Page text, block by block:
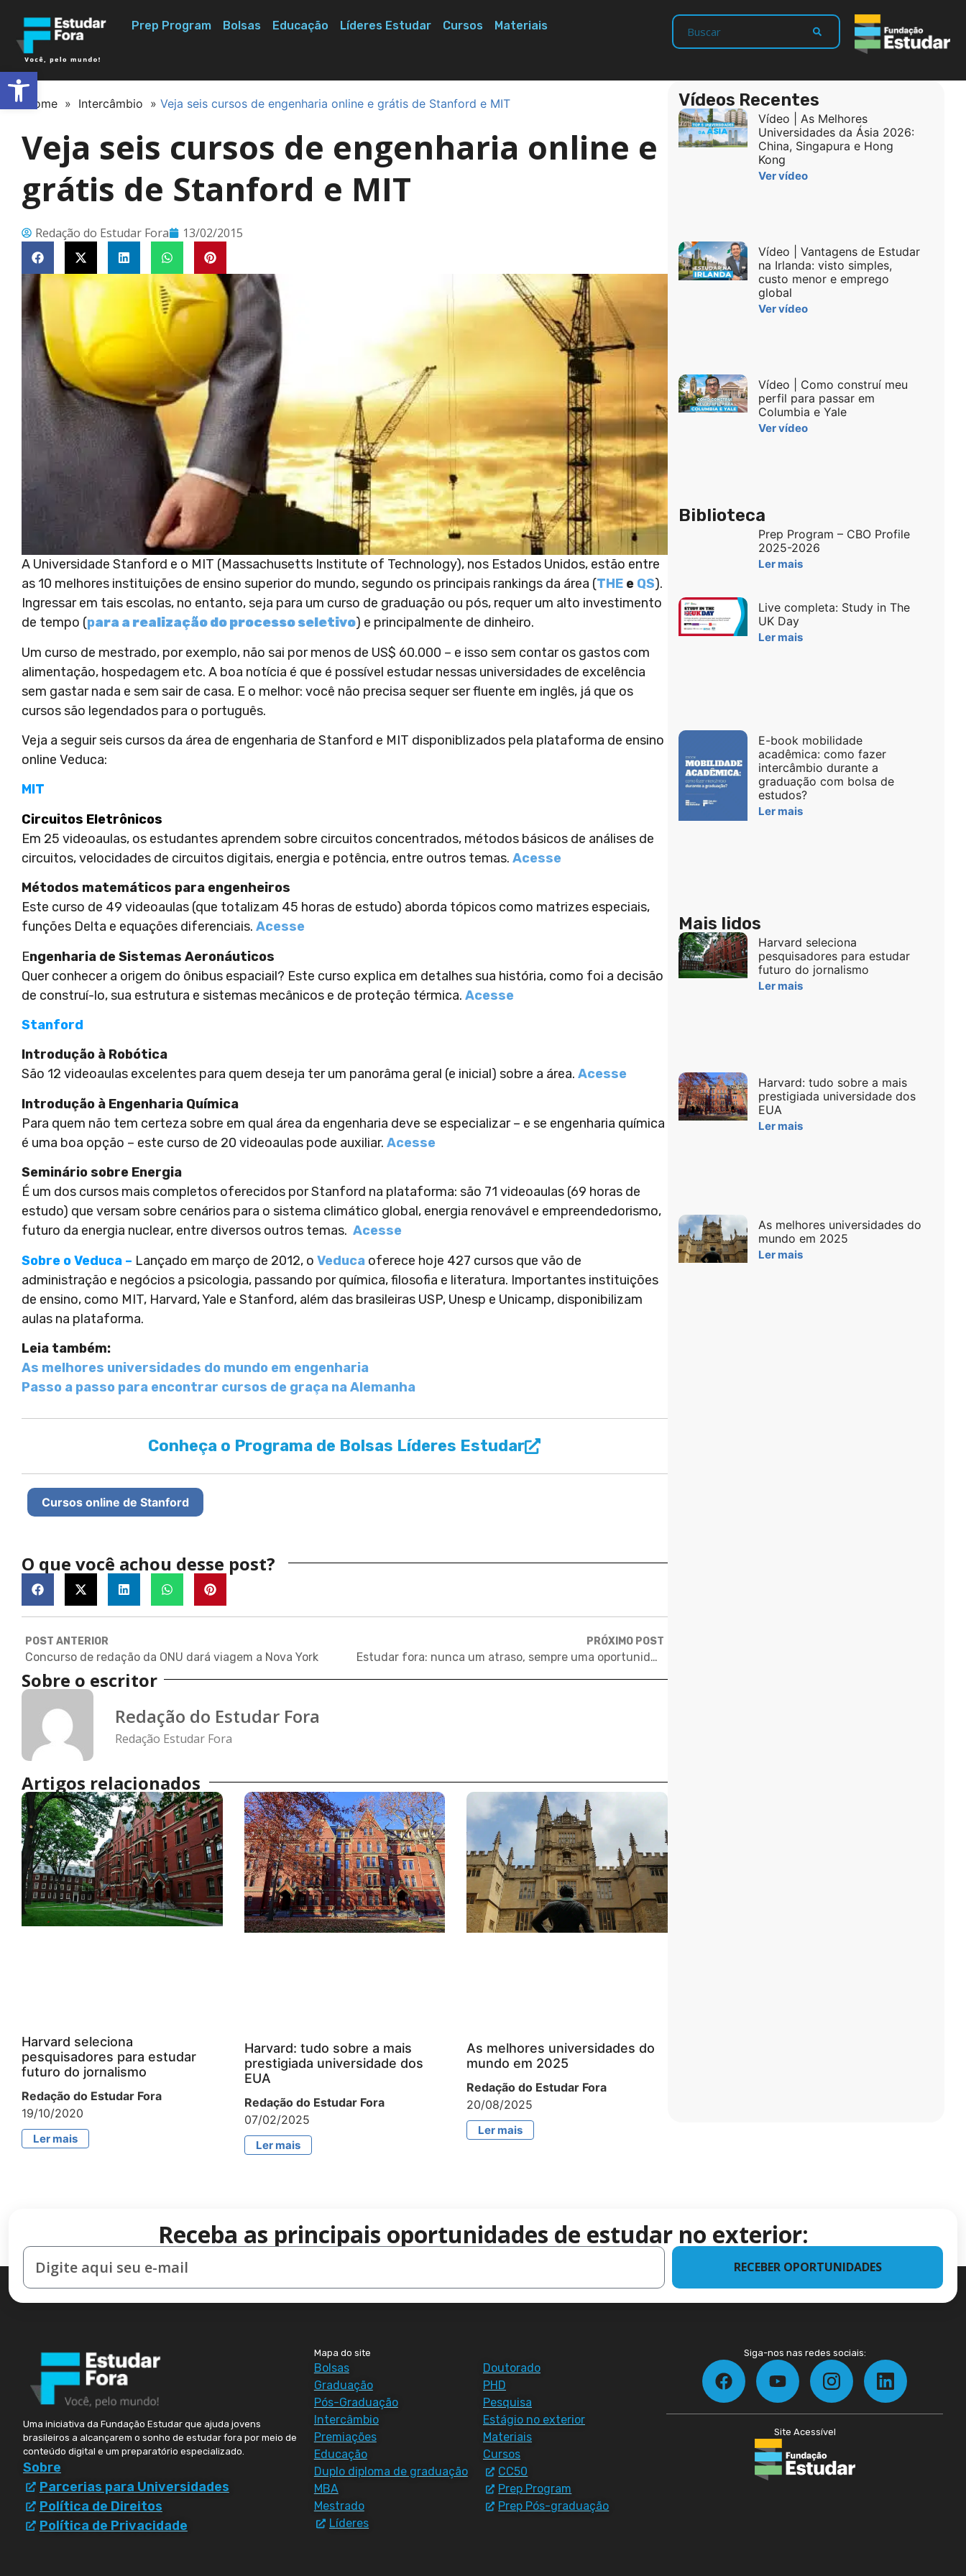
Prep Program Bolsas Educação Líderes Estudar Cursos Materiais
Home » Intercâmbio » Veja seis cursos de engenharia online e grátis de Stanford e MIT
Veja seis cursos de engenharia online e
grátis de Stanford e MIT
Redação do Estudar Fora 13/02/2015
A Universidade Stanford e o MIT (Massachusetts Institute of Technology), nos Estados Unidos, estão entre
as 10 melhores instituições de ensino superior do mundo, segundo os principais rankings da área (THE e QS).
Ingressar em tais escolas, no entanto, seja para um curso de graduação ou pós, requer um alto investimento
de tempo (para a realização do processo seletivo) e principalmente de dinheiro.
Um curso de mestrado, por exemplo, não sai por menos de US$ 60.000 – e isso sem contar os gastos com
alimentação, hospedagem etc. A boa notícia é que é possível estudar nessas universidades de excelência
sem gastar nada e sem sair de casa. E o melhor: você não precisa sequer ser fluente em inglês, já que os
cursos são legendados para o português.
Veja a seguir seis cursos da área de engenharia de Stanford e MIT disponiblizados pela plataforma de ensino
online Veduca:
MIT
Circuitos Eletrônicos
Em 25 videoaulas, os estudantes aprendem sobre circuitos concentrados, métodos básicos de análises de
circuitos, velocidades de circuitos digitais, energia e potência, entre outros temas. Acesse
Métodos matemáticos para engenheiros
Este curso de 49 videoaulas (que totalizam 45 horas de estudo) aborda tópicos como matrizes especiais,
funções Delta e equações diferenciais. Acesse
Engenharia de Sistemas Aeronáuticos
Quer conhecer a origem do ônibus espaciail? Este curso explica em detalhes sua história, como foi a decisão
de construí-lo, sua estrutura e sistemas mecânicos e de proteção térmica. Acesse
Stanford
Introdução à Robótica
São 12 videoaulas excelentes para quem deseja ter um panorâma geral (e inicial) sobre a área. Acesse
Introdução à Engenharia Química
Para quem não tem certeza sobre em qual área da engenharia deve se especializar – e se engenharia química
é uma boa opção – este curso de 20 videoaulas pode auxiliar. Acesse
Seminário sobre Energia
É um dos cursos mais completos oferecidos por Stanford na plataforma: são 71 videoaulas (69 horas de
estudo) que versam sobre cenários para o sistema climático global, energia renovável e empreendedorismo,
futuro da energia nuclear, entre diversos outros temas. Acesse
Sobre o Veduca – Lançado em março de 2012, o Veduca oferece hoje 427 cursos que vão de
administração e negócios a psicologia, passando por química, filosofia e literatura. Importantes instituições
de ensino, como MIT, Harvard, Yale e Stanford, além das brasileiras USP, Unesp e Unicamp, disponibilizam
aulas na plataforma.
Leia também:
As melhores universidades do mundo em engenharia
Passo a passo para encontrar cursos de graça na Alemanha
Conheça o Programa de Bolsas Líderes Estudar
Cursos online de Stanford
O que você achou desse post?
POST ANTERIOR
Concurso de redação da ONU dará viagem a Nova York
PRÓXIMO POST
Estudar fora: nunca um atraso, sempre uma oportunidade!
Sobre o escritor
Redação do Estudar Fora
Redação Estudar Fora
Artigos relacionados
Harvard seleciona
pesquisadores para estudar
futuro do jornalismo
Redação do Estudar Fora
19/10/2020
Ler mais
Harvard: tudo sobre a mais
prestigiada universidade dos
EUA
Redação do Estudar Fora
07/02/2025
Ler mais
As melhores universidades do
mundo em 2025
Redação do Estudar Fora
20/08/2025
Ler mais
Vídeos Recentes
Vídeo | As Melhores
Universidades da Ásia 2026:
China, Singapura e Hong
Kong
Ver vídeo
Vídeo | Vantagens de Estudar
na Irlanda: visto simples,
custo menor e emprego
global
Ver vídeo
Vídeo | Como construí meu
perfil para passar em
Columbia e Yale
Ver vídeo
Biblioteca
Prep Program – CBO Profile
2025-2026
Ler mais
Live completa: Study in The
UK Day
Ler mais
E-book mobilidade
acadêmica: como fazer
intercâmbio durante a
graduação com bolsa de
estudos?
Ler mais
Mais lidos
Harvard seleciona
pesquisadores para estudar
futuro do jornalismo
Ler mais
Harvard: tudo sobre a mais
prestigiada universidade dos
EUA
Ler mais
As melhores universidades do
mundo em 2025
Ler mais
Receba as principais oportunidades de estudar no exterior:
RECEBER OPORTUNIDADES
Uma iniciativa da Fundação Estudar que ajuda jovens
brasileiros a alcançarem o sonho de estudar fora por meio de
conteúdo digital e um preparatório especializado.
Sobre
Parcerias para Universidades
Política de Direitos
Política de Privacidade
Mapa do site
Bolsas
Graduação
Pós-Graduação
Intercâmbio
Premiações
Educação
Duplo diploma de graduação
MBA
Mestrado
Líderes
Doutorado
PHD
Pesquisa
Estágio no exterior
Materiais
Cursos
CC50
Prep Program
Prep Pós-graduação
Siga-nos nas redes sociais:
Site Acessível
Abrir a barra de ferramentas